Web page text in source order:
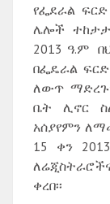
የፌደራል
ሌሎች
2013 ዓ.ም
በፌዴራል
ለውጥ
ቤት ሊኖር
አሰያየምን
15 ቀን
ቀረበ፡፡